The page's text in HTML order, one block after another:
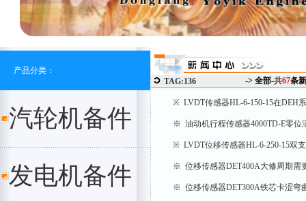
产品分类：
汽轮机备件
发电机备件
TAG:136 -> 全部-共67条
※ LVDT传感器HL-6-150-15在DEH
※ 油动机行程传感器4000TD-E零位
※ LVDT位移传感器HL-6-250-15双
※ 位移传感器DET400A大修周期需
※ 位移传感器DET300A铁芯卡涩弯